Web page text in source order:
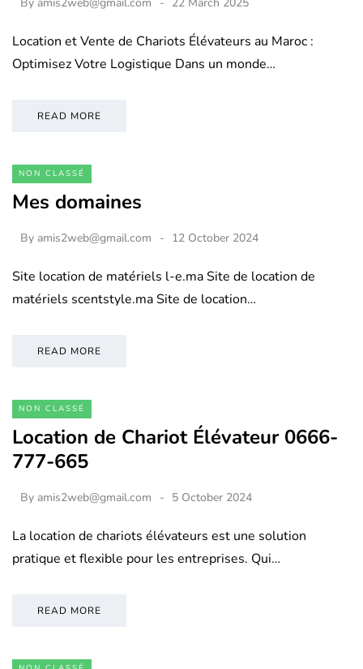
Location et Vente de Chariots Élévateurs au Maroc :
Optimisez Votre Logistique Dans un monde…
READ MORE
NON CLASSÉ
Mes domaines
By amis2web@gmail.com 12 October 2024
Site location de matériels l-e.ma Site de location de
matériels scentstyle.ma Site de location…
READ MORE
NON CLASSÉ
Location de Chariot Élévateur 0666-
777-665
By amis2web@gmail.com 5 October 2024
La location de chariots élévateurs est une solution
pratique et flexible pour les entreprises. Qui…
READ MORE